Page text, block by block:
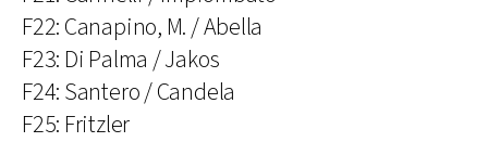
F22: Canapino, M. / Abella
F23: Di Palma / Jakos
F24: Santero / Candela
F25: Fritzler